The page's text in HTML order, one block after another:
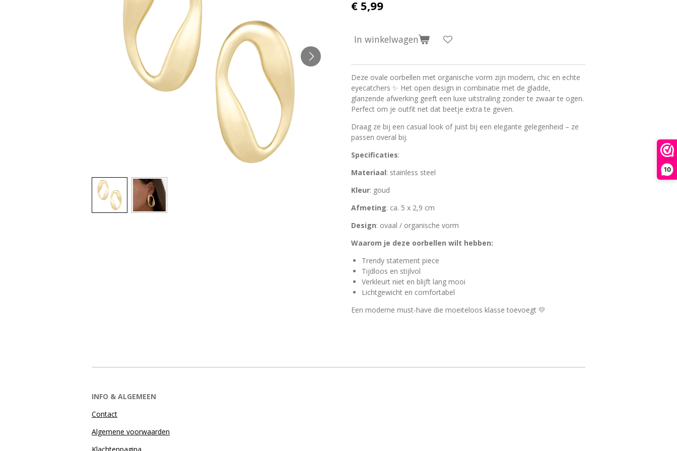
10
€ 5,99
In winkelwagen
Deze ovale oorbellen met organische vorm zijn modern, chic en echte
eyecatchers ✨ Het open design in combinatie met de gladde,
glanzende afwerking geeft een luxe uitstraling zonder te zwaar te ogen.
Perfect om je outfit net dat beetje extra te geven.
Draag ze bij een casual look of juist bij een elegante gelegenheid – ze
passen overal bij.
Specificaties:
Materiaal: stainless steel
Kleur: goud
Afmeting: ca. 5 x 2,9 cm
Design: ovaal / organische vorm
Waarom je deze oorbellen wilt hebben:
Trendy statement piece
Tijdloos en stijlvol
Verkleurt niet en blijft lang mooi
Lichtgewicht en comfortabel
Een moderne must-have die moeiteloos klasse toevoegt 💛
INFO & ALGEMEEN
Contact
Algemene voorwaarden